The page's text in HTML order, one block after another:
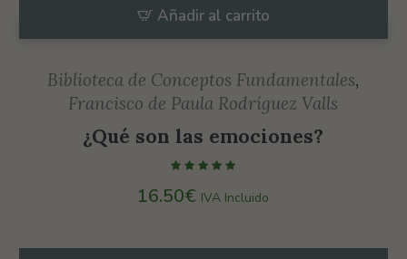
Añadir al carrito
Biblioteca de Conceptos Fundamentales,
Francisco de Paula Rodríguez Valls
¿Qué son las emociones?
16.50€ IVA Incluido
podamos
y estructura
de la web, en
base a cómo
Para que